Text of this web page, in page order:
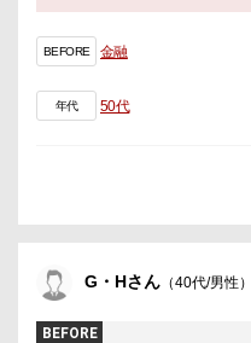
BEFORE 金融
年代 50代
G・Hさん （40代/男性）
BEFORE